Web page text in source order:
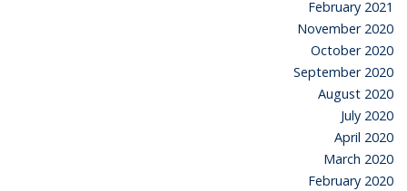
February 2021
November 2020
October 2020
September 2020
August 2020
July 2020
April 2020
March 2020
February 2020